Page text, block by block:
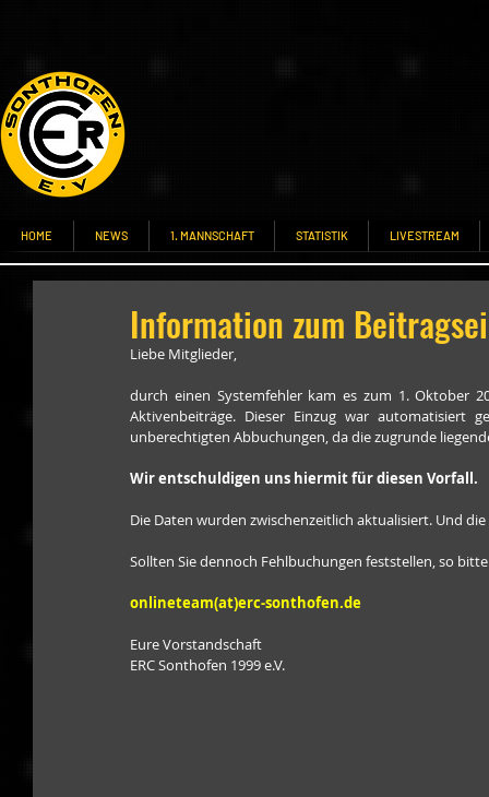
HOME NEWS 1. MANNSCHAFT STATISTIK LIVESTREAM
Information zum
Liebe Mitglieder,
durch einen Systemfehler kam es zum 1. Oktober
Aktivenbeiträge. Dieser Einzug war
unberechtigten Abbuchungen, da die zugrunde
Wir entschuldigen uns hiermit für diesen Vorfall.
Die Daten wurden zwischenzeitlich aktualisiert. Und
Sollten Sie dennoch Fehlbuchungen feststellen, so
onlineteam(at)erc-sonthofen.de
Eure Vorstandschaft
ERC Sonthofen 1999 e.V.